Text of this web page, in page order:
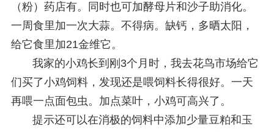
（粉）药店有。同时也可加酵母片和沙子助消化。
一周食里加一次大蒜。不得病。缺钙，多晒太阳，
给它食里加21金维它。
我家的小鸡长到刚3个月时，我去花鸟市场给它
们买了小鸡饲料，发现还是喂饲料长得很好。一天
再喂一点面包虫。加点菜叶，小鸡可高兴了。
提示还可以在消极的饲料中添加少量豆粕和玉